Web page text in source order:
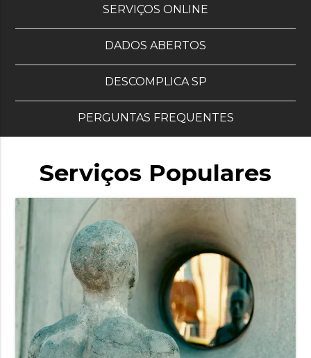
SERVIÇOS ONLINE
DADOS ABERTOS
DESCOMPLICA SP
PERGUNTAS FREQUENTES
Serviços Populares